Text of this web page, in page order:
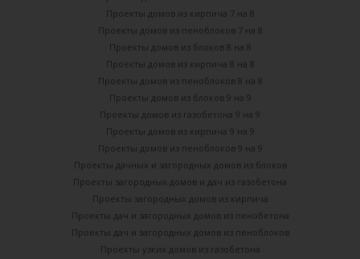
Проекты домов из кирпича 7 на 8
Проекты домов из пеноблоков 7 на 8
Проекты домов из блоков 8 на 8
Проекты домов из кирпича 8 на 8
Проекты домов из пеноблоков 8 на 8
Проекты домов из блоков 9 на 9
Проекты домов из газобетона 9 на 9
Проекты домов из кирпича 9 на 9
Проекты домов из пеноблоков 9 на 9
Проекты дачных и загородных домов из блоков
Проекты загородных домов и дач из газобетона
Проекты загородных домов из кирпича
Проекты дач и загородных домов из пенобетона
Проекты дач и загородных домов из пеноблоков
Проекты узких домов из газобетона